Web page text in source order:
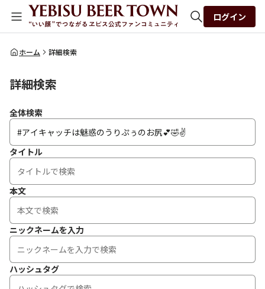
全体検索
ログイン
ホーム 詳細検索
詳細検索
全体検索
タイトル
本文
ニックネームを入力
ハッシュタグ